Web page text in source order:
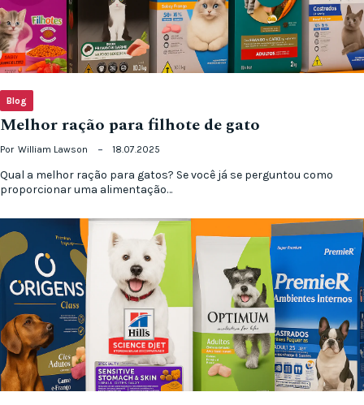
Blog
Melhor ração para filhote de gato
Por William Lawson 18.07.2025
Qual a melhor ração para gatos? Se você já se perguntou como
proporcionar uma alimentação…